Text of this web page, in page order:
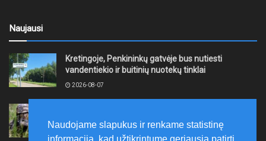
Naujausi
Kretingoje, Penkininkų gatvėje bus nutiesti
vandentiekio ir buitinių nuotekų tinklai
2026-08-07
rinktinė vykdys karines pratybas
2026-08-07
Naudojame slapukus ir renkame statistinę
informaciją, kad užtikrintume geriausią patirtį